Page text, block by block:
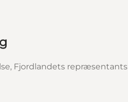
Fjordlandets